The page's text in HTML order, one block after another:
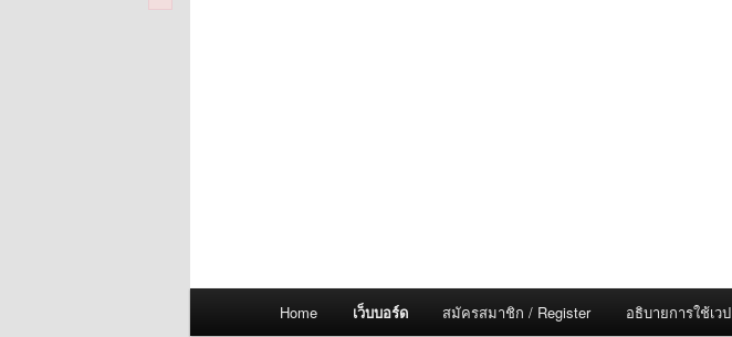
Home เว็บบอร์ด สมัครสมาชิก / Register อธิบายการใช้เวป